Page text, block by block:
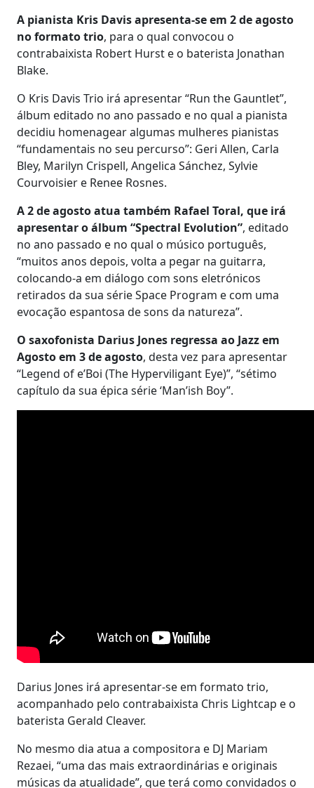
A pianista Kris Davis apresenta-se em 2 de agosto
no formato trio, para o qual convocou o
contrabaixista Robert Hurst e o baterista Jonathan
Blake.
O Kris Davis Trio irá apresentar “Run the Gauntlet”,
álbum editado no ano passado e no qual a pianista
decidiu homenagear algumas mulheres pianistas
“fundamentais no seu percurso”: Geri Allen, Carla
Bley, Marilyn Crispell, Angelica Sánchez, Sylvie
Courvoisier e Renee Rosnes.
A 2 de agosto atua também Rafael Toral, que irá
apresentar o álbum “Spectral Evolution”, editado
no ano passado e no qual o músico português,
“muitos anos depois, volta a pegar na guitarra,
colocando-a em diálogo com sons eletrónicos
retirados da sua série Space Program e com uma
evocação espantosa de sons da natureza”.
O saxofonista Darius Jones regressa ao Jazz em
Agosto em 3 de agosto, desta vez para apresentar
“Legend of e’Boi (The Hyperviligant Eye)”, “sétimo
capítulo da sua épica série ‘Man’ish Boy”.
Darius Jones irá apresentar-se em formato trio,
acompanhado pelo contrabaixista Chris Lightcap e o
baterista Gerald Cleaver.
No mesmo dia atua a compositora e DJ Mariam
Rezaei, “uma das mais extraordinárias e originais
músicas da atualidade”, que terá como convidados o